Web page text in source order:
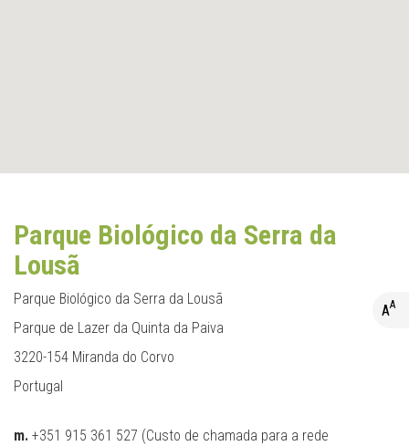
AA
Parque Biológico da Serra da
Lousã
Parque Biológico da Serra da Lousã
Parque de Lazer da Quinta da Paiva
3220-154 Miranda do Corvo
Portugal
m. +351 915 361 527 (Custo de chamada para a rede